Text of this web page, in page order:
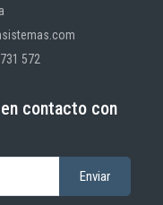
572
contacto con